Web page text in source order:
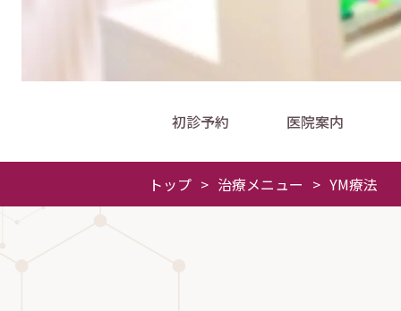
初診予約 医院案内
トップ > 治療メニュー > YM療法